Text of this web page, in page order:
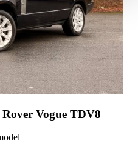
Ihrer Nutzung der Dienste
Vogue TDV8